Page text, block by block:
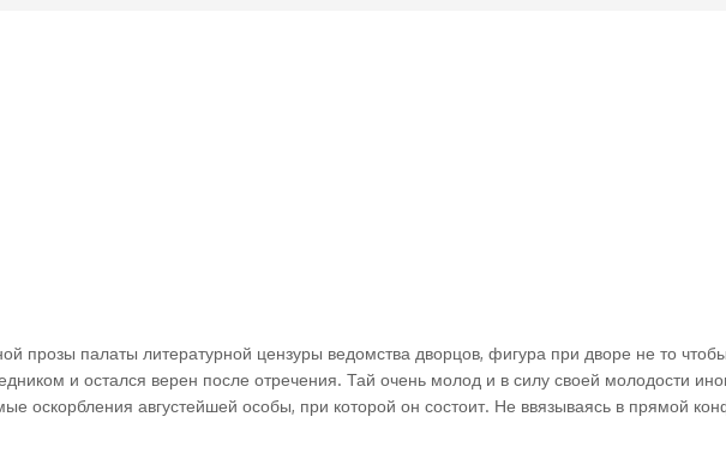
прозы палаты литературной цензуры ведомства дворцов, фигура при дворе не то
и остался верен после отречения. Тай очень молод и в силу своей молодости
оскорбления августейшей особы, при которой он состоит. Не ввязываясь в прямой